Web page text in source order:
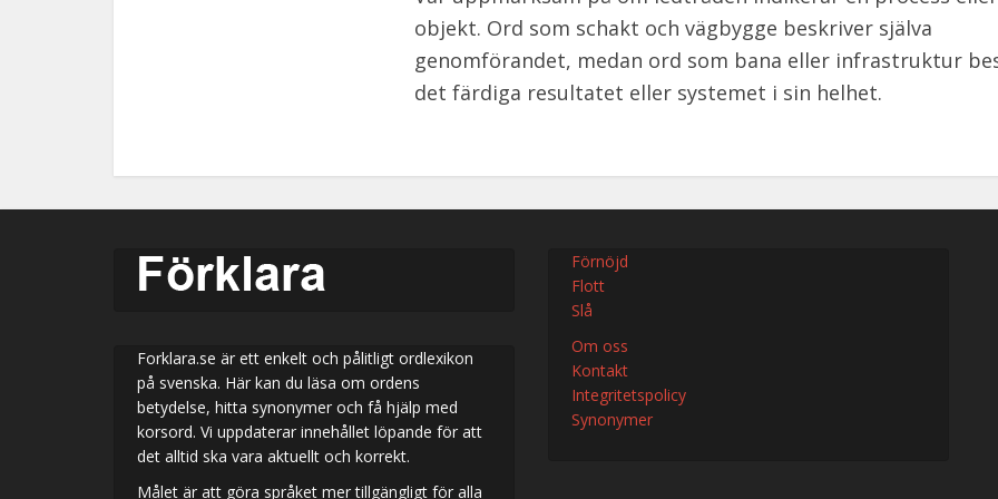
objekt. Ord som schakt och vägbygge beskriver själva
genomförandet, medan ord som bana eller infrastruktur
det färdiga resultatet eller systemet i sin helhet.
Forklara.se är ett enkelt och pålitligt ordlexikon
på svenska. Här kan du läsa om ordens
betydelse, hitta synonymer och få hjälp med
korsord. Vi uppdaterar innehållet löpande för att
det alltid ska vara aktuellt och korrekt.
Målet är att göra språket mer tillgängligt för alla
Förnöjd
Flott
Slå
Om oss
Kontakt
Integritetspolicy
Synonymer